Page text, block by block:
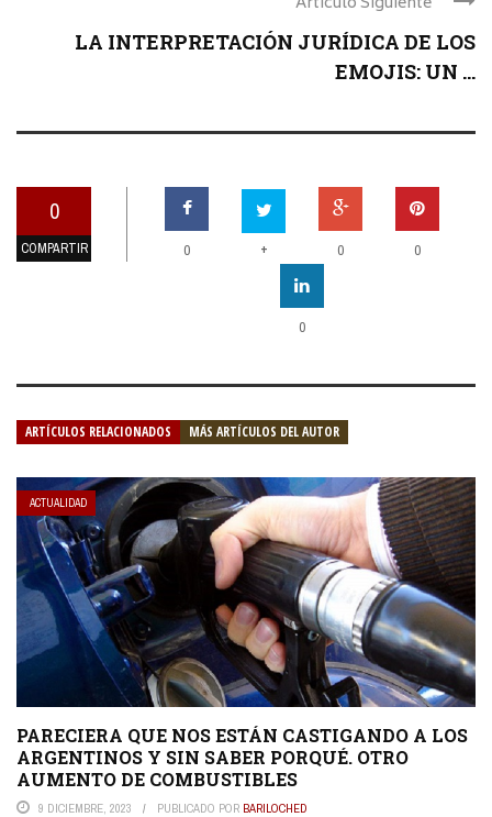
LA INTERPRETACIÓN JURÍDICA DE LOS
EMOJIS: UN ...
0
COMPARTIR 0 + 0 0
0
ARTÍCULOS RELACIONADOS MÁS ARTÍCULOS DEL AUTOR
ACTUALIDAD
PARECIERA QUE NOS ESTÁN CASTIGANDO A LOS
ARGENTINOS Y SIN SABER PORQUÉ. OTRO
AUMENTO DE COMBUSTIBLES
9 DICIEMBRE, 2023 PUBLICADO POR BARILOCHED